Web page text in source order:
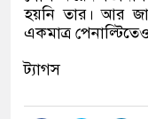
হয়নি তার। আর
একমাত্র
ট্যাগস